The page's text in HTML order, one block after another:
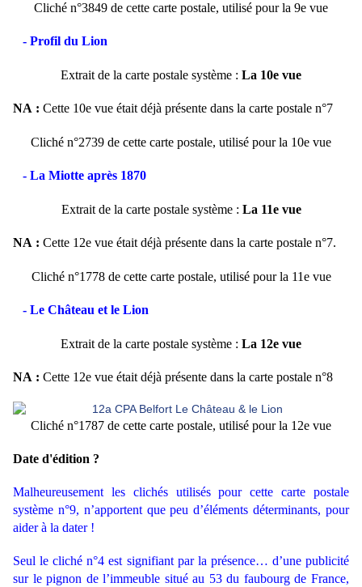
Cliché n°3849 de cette carte postale, utilisé pour la 9e vue
- Profil du Lion
Extrait de la carte postale système : La 10e vue
NA : Cette 10e vue était déjà présente dans la carte postale n°7
Cliché n°2739 de cette carte postale, utilisé pour la 10e vue
- La Miotte après 1870
Extrait de la carte postale système : La 11e vue
NA : Cette 12e vue était déjà présente dans la carte postale n°7.
Cliché n°1778 de cette carte postale, utilisé pour la 11e vue
- Le Château et le Lion
Extrait de la carte postale système : La 12e vue
NA : Cette 12e vue était déjà présente dans la carte postale n°8
Cliché n°1787 de cette carte postale, utilisé pour la 12e vue
Date d'édition ?
Malheureusement les clichés utilisés pour cette carte postale
système n°9, n’apportent que peu d’éléments déterminants, pour
aider à la dater !
Seul le cliché n°4 est signifiant par la présence… d’une publicité
sur le pignon de l’immeuble situé au 53 du faubourg de France,